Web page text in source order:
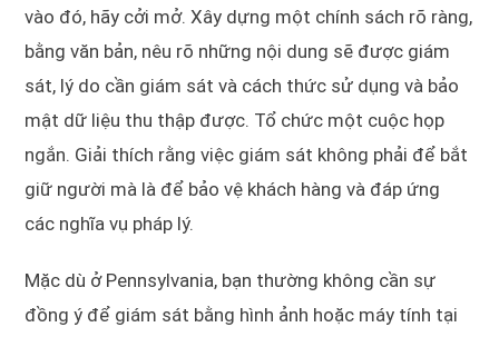
vào đó, hãy cởi mở. Xây dựng một chính sách rõ ràng,
bằng văn bản, nêu rõ những nội dung sẽ được giám
sát, lý do cần giám sát và cách thức sử dụng và bảo
mật dữ liệu thu thập được. Tổ chức một cuộc họp
ngắn. Giải thích rằng việc giám sát không phải để bắt
giữ người mà là để bảo vệ khách hàng và đáp ứng
các nghĩa vụ pháp lý.
Mặc dù ở Pennsylvania, bạn thường không cần sự
đồng ý để giám sát bằng hình ảnh hoặc máy tính tại